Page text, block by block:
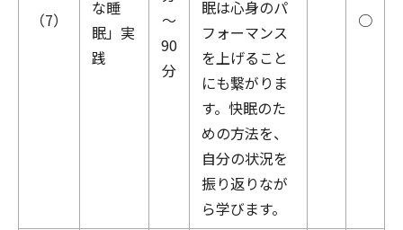
（7）
な睡
眠」実
践
～
90
分
眠は心身のパ
フォーマンス
を上げること
にも繋がりま
す。快眠のた
めの方法を、
自分の状況を
振り返りなが
ら学びます。
○